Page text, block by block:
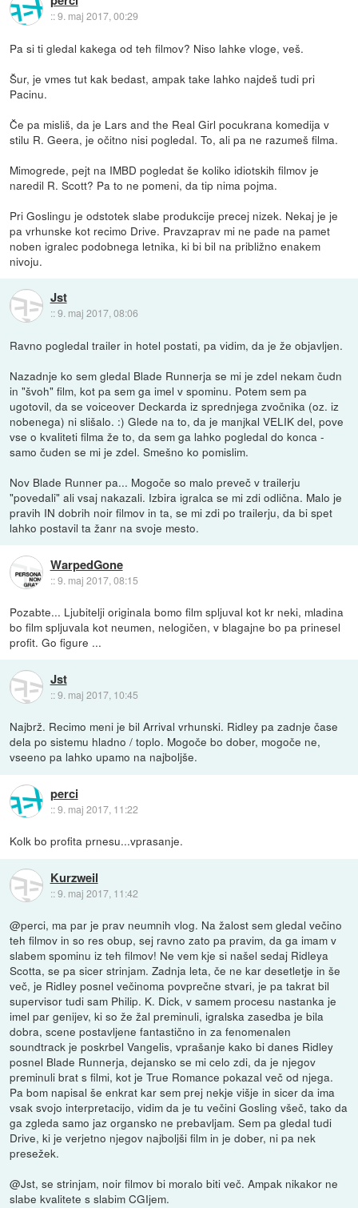
::9. maj 2017, 00:29
Pa si ti gledal kakega od teh filmov? Niso lahke vloge, veš.
Šur, je vmes tut kak bedast, ampak take lahko najdeš tudi pri
Pacinu.
Če pa misliš, da je Lars and the Real Girl pocukrana komedija v
stilu R. Geera, je očitno nisi pogledal. To, ali pa ne razumeš filma.
Mimogrede, pejt na IMBD pogledat še koliko idiotskih filmov je
naredil R. Scott? Pa to ne pomeni, da tip nima pojma.
Pri Goslingu je odstotek slabe produkcije precej nizek. Nekaj je je
pa vrhunske kot recimo Drive. Pravzaprav mi ne pade na pamet
noben igralec podobnega letnika, ki bi bil na približno enakem
nivoju.
Jst
::9. maj 2017, 08:06
Ravno pogledal trailer in hotel postati, pa vidim, da je že objavljen.
Nazadnje ko sem gledal Blade Runnerja se mi je zdel nekam čudn
in "švoh" film, kot pa sem ga imel v spominu. Potem sem pa
ugotovil, da se voiceover Deckarda iz sprednjega zvočnika (oz. iz
nobenega) ni slišalo. :) Glede na to, da je manjkal VELIK del, pove
vse o kvaliteti filma že to, da sem ga lahko pogledal do konca -
samo čuden se mi je zdel. Smešno ko pomislim.
Nov Blade Runner pa... Mogoče so malo preveč v trailerju
"povedali" ali vsaj nakazali. Izbira igralca se mi zdi odlična. Malo je
pravih IN dobrih noir filmov in ta, se mi zdi po trailerju, da bi spet
lahko postavil ta žanr na svoje mesto.
WarpedGone
::9. maj 2017, 08:15
Pozabte... Ljubitelji originala bomo film spljuval kot kr neki, mladina
bo film spljuvala kot neumen, nelogičen, v blagajne bo pa prinesel
profit. Go figure ...
Jst
::9. maj 2017, 10:45
Najbrž. Recimo meni je bil Arrival vrhunski. Ridley pa zadnje čase
dela po sistemu hladno / toplo. Mogoče bo dober, mogoče ne,
vseeno pa lahko upamo na najboljše.
perci
::9. maj 2017, 11:22
Kolk bo profita prnesu...vprasanje.
Kurzweil
::9. maj 2017, 11:42
@perci, ma par je prav neumnih vlog. Na žalost sem gledal večino
teh filmov in so res obup, sej ravno zato pa pravim, da ga imam v
slabem spominu iz teh filmov! Ne vem kje si našel sedaj Ridleya
Scotta, se pa sicer strinjam. Zadnja leta, če ne kar desetletje in še
več, je Ridley posnel večinoma povprečne stvari, je pa takrat bil
supervisor tudi sam Philip. K. Dick, v samem procesu nastanka je
imel par genijev, ki so že žal preminuli, igralska zasedba je bila
dobra, scene postavljene fantastično in za fenomenalen
soundtrack je poskrbel Vangelis, vprašanje kako bi danes Ridley
posnel Blade Runnerja, dejansko se mi celo zdi, da je njegov
preminuli brat s filmi, kot je True Romance pokazal več od njega.
Pa bom napisal še enkrat kar sem prej nekje višje in sicer da ima
vsak svojo interpretacijo, vidim da je tu večini Gosling všeč, tako da
ga zgleda samo jaz organsko ne prebavljam. Sem pa gledal tudi
Drive, ki je verjetno njegov najboljši film in je dober, ni pa nek
presežek.
@Jst, se strinjam, noir filmov bi moralo biti več. Ampak nikakor ne
slabe kvalitete s slabim CGIjem.